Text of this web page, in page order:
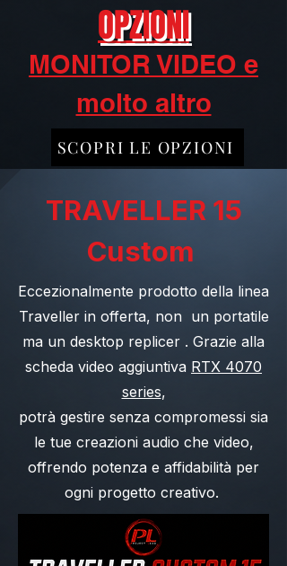
OPZIONI
MONITOR VIDEO e
molto altro
SCOPRI LE OPZIONI
TRAVELLER 15
Custom
Eccezionalmente prodotto della linea
Traveller in offerta, non un portatile
ma un desktop replicer . Grazie alla
scheda video aggiuntiva RTX 4070
series,
potrà gestire senza compromessi sia
le tue creazioni audio che video,
offrendo potenza e affidabilità per
ogni progetto creativo.